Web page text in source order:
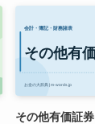
その他有価証券